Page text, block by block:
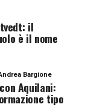
il
è il nome
Bargione
Aquilani:
tipo